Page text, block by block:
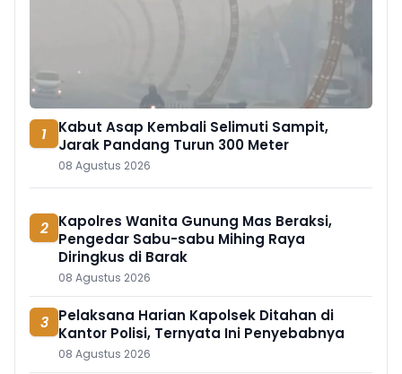
1
Kabut Asap Kembali Selimuti Sampit,
Jarak Pandang Turun 300 Meter
08 Agustus 2026
2 Kapolres Wanita Gunung Mas Beraksi,
Pengedar Sabu-sabu Mihing Raya
Diringkus di Barak
08 Agustus 2026
3 Pelaksana Harian Kapolsek Ditahan di
Kantor Polisi, Ternyata Ini Penyebabnya
08 Agustus 2026